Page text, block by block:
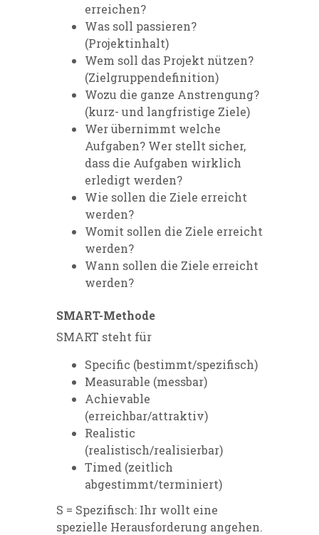
erreichen?
Was soll passieren?
(Projektinhalt)
Wem soll das Projekt nützen?
(Zielgruppendefinition)
Wozu die ganze Anstrengung?
(kurz- und langfristige Ziele)
Werübernimmt welche
Aufgaben? Wer stellt sicher,
dass die Aufgaben wirklich
erledigt werden?
Wie sollen die Ziele erreicht
werden?
Womit sollen die Ziele erreicht
werden?
Wann sollen die Ziele erreicht
werden?
SMART-Methode
SMART steht für
Specific (bestimmt/spezifisch)
Measurable (messbar)
Achievable
(erreichbar/attraktiv)
Realistic
(realistisch/realisierbar)
Timed (zeitlich
abgestimmt/terminiert)
S = Spezifisch: Ihr wollt eine
spezielle Herausforderung angehen.